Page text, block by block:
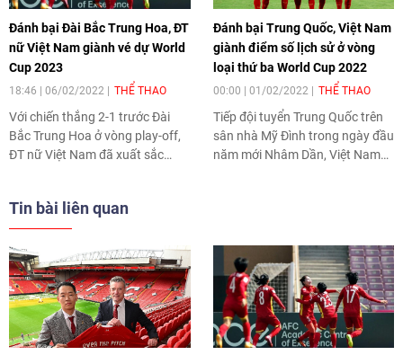
Đánh bại Đài Bắc Trung Hoa, ĐT
nữ Việt Nam giành vé dự World
Cup 2023
18:46 | 06/02/2022 THỂ THAO
Với chiến thắng 2-1 trước Đài
Bắc Trung Hoa ở vòng play-off,
ĐT nữ Việt Nam đã xuất sắc
Đánh bại Trung Quốc, Việt Nam
giành điểm số lịch sử ở vòng
loại thứ ba World Cup 2022
00:00 | 01/02/2022 THỂ THAO
Tiếp đội tuyển Trung Quốc trên
sân nhà Mỹ Đình trong ngày đầu
năm mới Nhâm Dần, Việt Nam
Tin bài liên quan